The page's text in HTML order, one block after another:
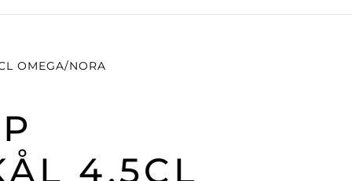
OMEGA/NORA
4,5CL